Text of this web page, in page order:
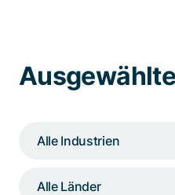
Alle Industrien
Alle Länder